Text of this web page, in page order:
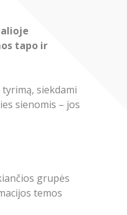
tapo ir
siekdami
sienomis – jos
grupės
temos